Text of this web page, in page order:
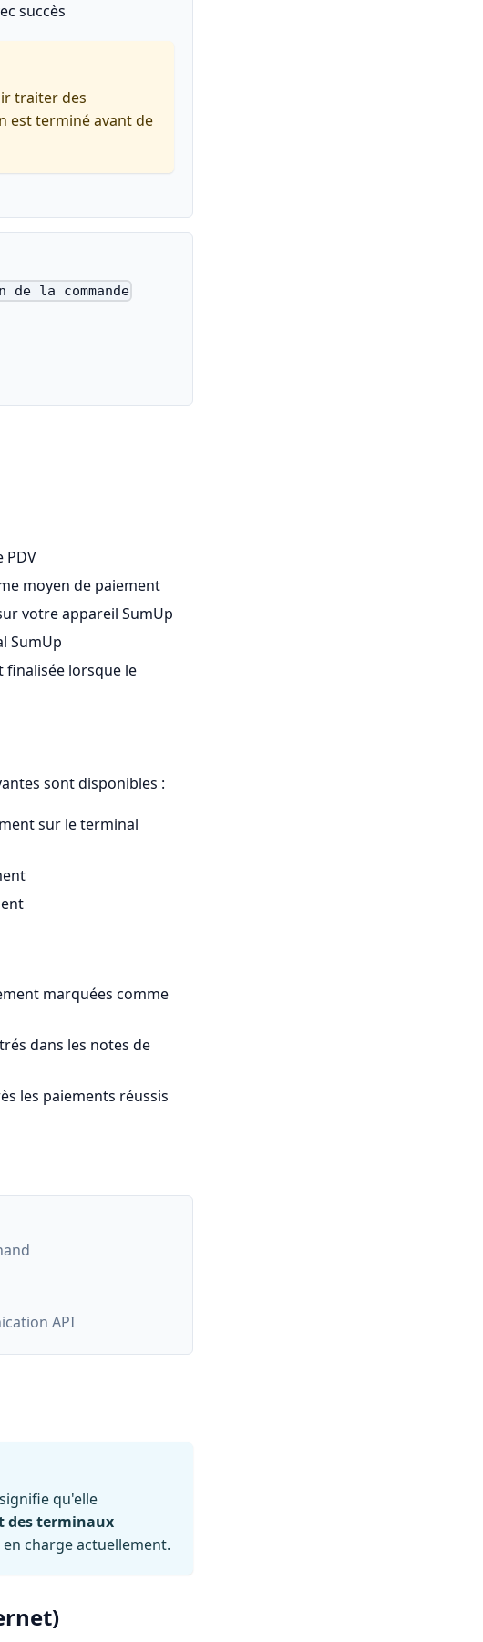
succès
traiter des
est terminé avant de
de la commande
PDV
moyen de paiement
votre appareil SumUp
SumUp
finalisée lorsque le
sont disponibles :
sur le terminal
marquées comme
dans les notes de
les paiements réussis
API
qu'elle
des terminaux
charge actuellement.